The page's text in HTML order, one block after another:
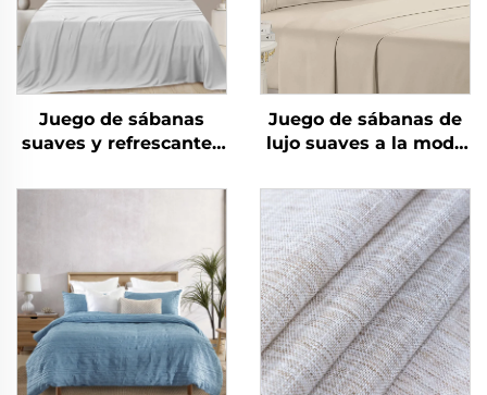
Juego de sábanas
suaves y refrescantes
lavables en máquina
Juego de sábanas de
lujo suaves a la moda
90 g/m² lavadas
previamente de
microfibra sólida para
todas las temporadas